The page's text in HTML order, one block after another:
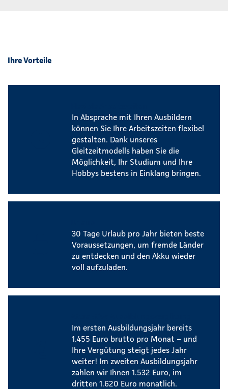
Ihre Vorteile
In Absprache mit Ihren Ausbildern
können Sie Ihre Arbeitszeiten flexibel
gestalten. Dank unseres
Gleitzeitmodells haben Sie die
Möglichkeit, Ihr Studium und Ihre
Hobbys bestens in Einklang bringen.
30 Tage Urlaub pro Jahr bieten beste
Voraussetzungen, um fremde Länder
zu entdecken und den Akku wieder
voll aufzuladen.
Im ersten Ausbildungsjahr bereits
1.455 Euro brutto pro Monat – und
Ihre Vergütung steigt jedes Jahr
weiter! Im zweiten Ausbildungsjahr
zahlen wir Ihnen 1.532 Euro, im
dritten 1.620 Euro monatlich.